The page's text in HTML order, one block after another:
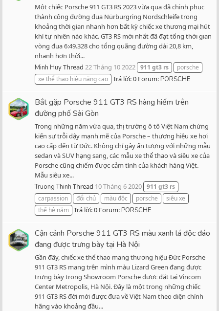
Một chiếc Porsche 911 GT3 RS 2023 vừa qua đã chinh phục
thành công đường đua Nürburgring Nordschleife trong
khoảng thời gian nhanh hơn bất kỳ chiếc xe thương mại hút
khí tự nhiên nào khác. GT3 RS mới nhất đã đạt tổng thời gian
vòng đua 6:49.328 cho tổng quãng đường dài 20,8 km,
nhanh hơn thời...
Minh HuyThread 22 Tháng 10 2022 911 gt3 rs
porsche
xe thể thao hiệu năng cao Trả lời: 0 Forum:PORSCHE
Bắt gặp Porsche 911 GT3 RS hàng hiếm trên
đường phố Sài Gòn
Trong những năm vừa qua, thị trường ô tô Việt Nam chứng
kiến sự trỗi dậy mạnh mẽ của Porsche – thương hiệu xe hơi
cao cấp đến từ Đức. Không chỉ gây ấn tượng với những mẫu
sedan và SUV hạng sang, các mẫu xe thể thao và siêu xe của
Porsche cũng chiếm được cảm tình của khách hàng Việt.
Mẫu siêu xe...
Truong Thinh Thread 10 Tháng 6 2020 911 gt3 rs
carpassion
đổi chủ màu độc porsche
siêu xe
thế hệ năm Trả lời: 0 Forum:PORSCHE
Cận cảnh Porsche 911 GT3 RS màu xanh lá độc đáo
đang được trưng bày tại Hà Nội
Gần đây, chiếc xe thể thao mang thương hiệu Đức Porsche
911 GT3 RS mang trên mình màu Lizard Green đang được
trưng bày trong Showroom Porsche được đặt tại Vincom
Center Metropolis, Hà Nội. Đây là một trong những chiếc
911 GT3 RS đời mới được đưa về Việt Nam theo diện chính
hãng vào khoảng đầu...